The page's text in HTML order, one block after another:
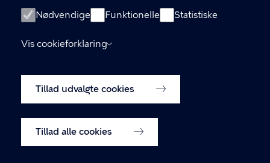
Nødvendige Funktionelle Statistiske
Vis cookieforklaring
Tillad udvalgte cookies
Tillad alle cookies
Biblioteker for børn
Kulturhuse for børn og unge
Cookiepolitik
Cookieindstillinger